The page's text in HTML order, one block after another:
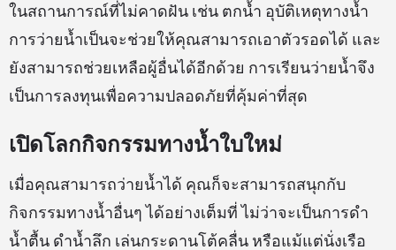
ในสถานการณ์ที่ไม่คาดฝัน เช่น ตกน้ำ อุบัติเหตุทางน้ำ
การว่ายน้ำเป็นจะช่วยให้คุณสามารถเอาตัวรอดได้ และ
ยังสามารถช่วยเหลือผู้อื่นได้อีกด้วย การเรียนว่ายน้ำจึง
เป็นการลงทุนเพื่อความปลอดภัยที่คุ้มค่าที่สุด
เปิดโลกกิจกรรมทางน้ำใบใหม่
เมื่อคุณสามารถว่ายน้ำได้ คุณก็จะสามารถสนุกกับ
กิจกรรมทางน้ำอื่นๆ ได้อย่างเต็มที่ ไม่ว่าจะเป็นการดำ
น้ำตื้น ดำน้ำลึก เล่นกระดานโต้คลื่น หรือแม้แต่นั่งเรือ